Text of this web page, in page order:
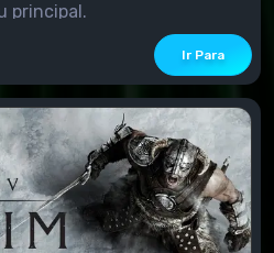
principal.
Ir Para